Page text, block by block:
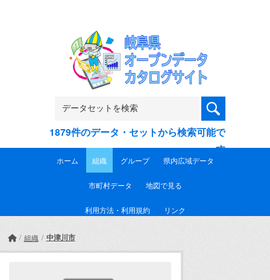
1879件のデータ・セットから検索可能で
す
ホーム 組織 グループ 県内広域データ
市町村データ 地図で見る
利用方法・利用規約 リンク
組織 中津川市